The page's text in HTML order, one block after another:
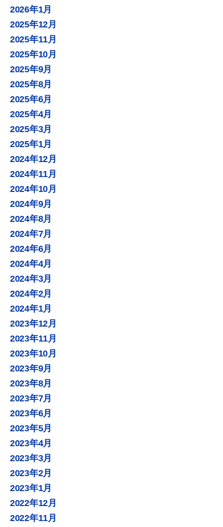
2026年1月
2025年12月
2025年11月
2025年10月
2025年9月
2025年8月
2025年6月
2025年4月
2025年3月
2025年1月
2024年12月
2024年11月
2024年10月
2024年9月
2024年8月
2024年7月
2024年6月
2024年4月
2024年3月
2024年2月
2024年1月
2023年12月
2023年11月
2023年10月
2023年9月
2023年8月
2023年7月
2023年6月
2023年5月
2023年4月
2023年3月
2023年2月
2023年1月
2022年12月
2022年11月